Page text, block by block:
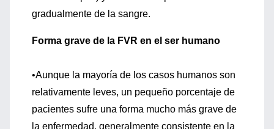
gradualmente de la sangre.
Forma grave de la FVR en el ser humano
•Aunque la mayoría de los casos humanos son
relativamente leves, un pequeño porcentaje de
pacientes sufre una forma mucho más grave de
la enfermedad, generalmente consistente en la